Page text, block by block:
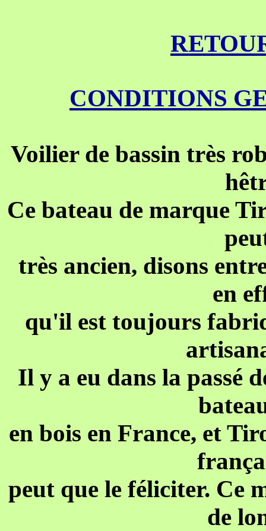
CONDITIONS
Voilier de bassin très
Ce bateau de marque
très ancien, disons
en
qu'il est toujours
Il y a eu dans la passé
en bois en France, et
peut que le féliciter. Ce
de